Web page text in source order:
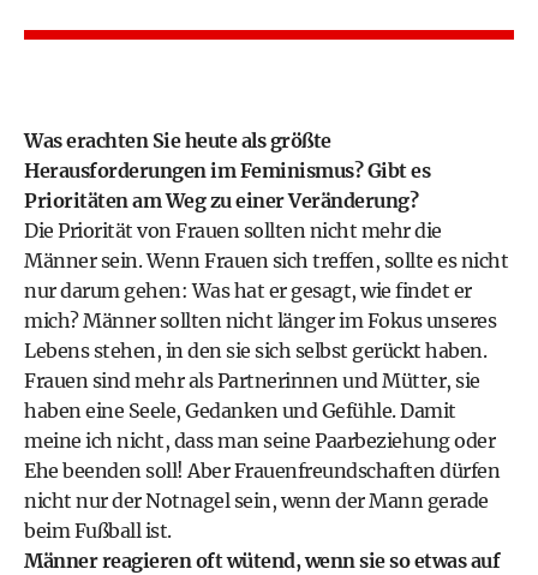
Was erachten Sie heute als größte
Herausforderungen im Feminismus? Gibt es
Prioritäten am Weg zu einer Veränderung?
Die Priorität von Frauen sollten nicht mehr die
Männer sein. Wenn Frauen sich treffen, sollte es nicht
nur darum gehen: Was hat er gesagt, wie findet er
mich? Männer sollten nicht länger im Fokus unseres
Lebens stehen, in den sie sich selbst gerückt haben.
Frauen sind mehr als Partnerinnen und Mütter, sie
haben eine Seele, Gedanken und Gefühle. Damit
meine ich nicht, dass man seine Paarbeziehung oder
Ehe beenden soll! Aber Frauenfreundschaften dürfen
nicht nur der Notnagel sein, wenn der Mann gerade
beim Fußball ist.
Männer reagieren oft wütend, wenn sie so etwas auf